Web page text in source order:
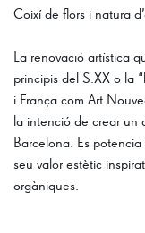
Coixí de flors i natura
La renovació artística
principis del S.XX o la
i França com Art
la intenció de crear un
Barcelona. Es
seu valor estètic
orgàniques.